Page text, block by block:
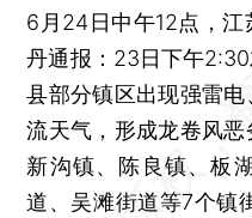
6月24日中午12点，
丹通报：23日下午
县部分镇区出现强雷
流天气，形成龙卷风恶
新沟镇、陈良镇、板
道、吴滩街道等7个镇